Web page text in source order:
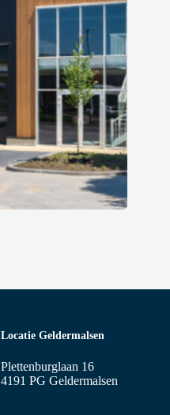
Locatie Geldermalsen
Plettenburglaan 16
4191 PG Geldermalsen